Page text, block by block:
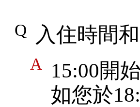
入住時間
15:00開
如您於